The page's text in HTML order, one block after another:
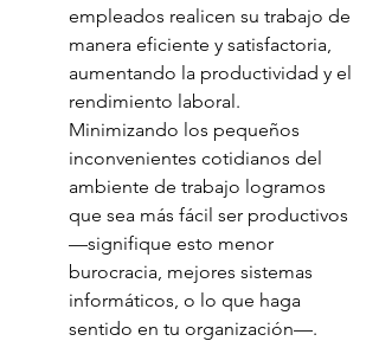
empleados realicen su trabajo de
manera eficiente y satisfactoria,
aumentando la productividad y el
rendimiento laboral.
Minimizando los pequeños
inconvenientes cotidianos del
ambiente de trabajo logramos
que sea más fácil ser productivos
—signifique esto menor
burocracia, mejores sistemas
informáticos, o lo que haga
sentido en tu organización—.